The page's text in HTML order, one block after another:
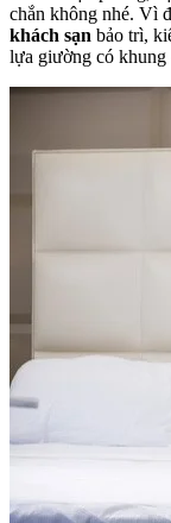
chắn không nhé. Vì
khách sạn bảo trì,
lựa giường có khung